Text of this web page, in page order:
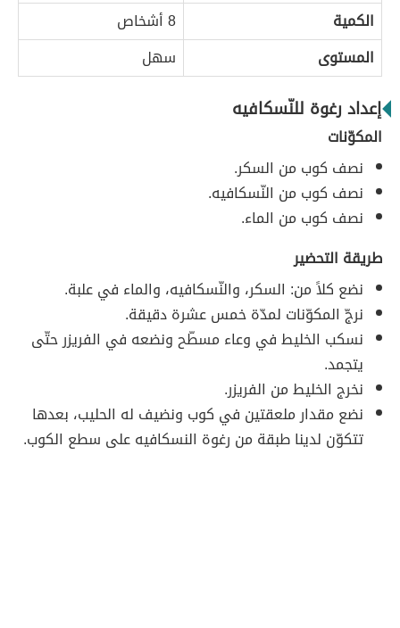
الكمية
8 أشخاص
المستوى
سهل
إعداد رغوة للنّسكافيه
المكوّنات
نصف كوب من السكر.
نصف كوب من النّسكافيه.
نصف كوب من الماء.
طريقة التحضير
نضع كلاً من: السكر، والنّسكافيه، والماء في علبة.
نرجّ المكوّنات لمدّة خمس عشرة دقيقة.
نسكب الخليط في وعاء مسطّح ونضعه في الفريزر حتّى
يتجمد.
نخرج الخليط من الفريزر.
نضع مقدار ملعقتين في كوب ونضيف له الحليب، بعدها
تتكوّن لدينا طبقة من رغوة النسكافيه على سطع الكوب.